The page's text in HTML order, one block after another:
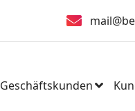
Geschäftskunden